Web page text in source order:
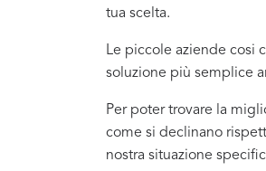
tua scelta.
Le piccole aziende cosi
soluzione più semplice
Per poter trovare la
come si declinano
nostra situazione